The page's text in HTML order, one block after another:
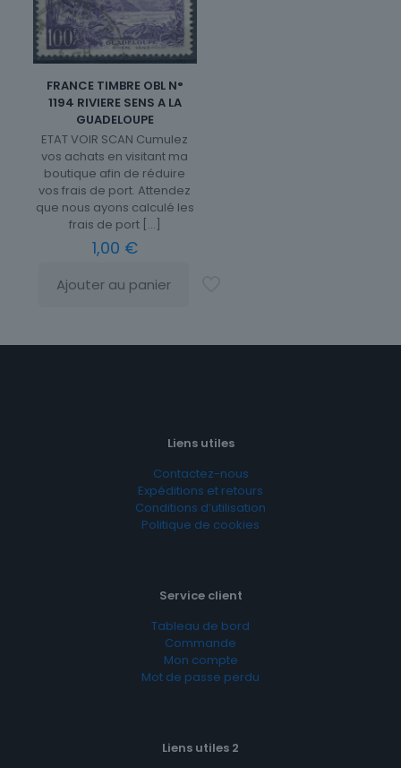
FRANCE TIMBRE OBL N°
1194 RIVIERE SENS A LA
GUADELOUPE
ETAT VOIR SCAN Cumulez
vos achats en visitant ma
boutique afin de réduire
vos frais de port. Attendez
que nous ayons calculé les
frais de port[…]
1,00 €
Ajouter au panier
Liens utiles
Contactez-nous
Expéditions et retours
Conditions d’utilisation
Politique de cookies
Service client
Tableau de bord
Commande
Mon compte
Mot de passe perdu
Liens utiles 2